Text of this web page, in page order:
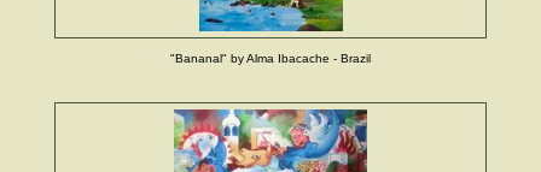
"Bananal" by Alma Ibacache - Brazil